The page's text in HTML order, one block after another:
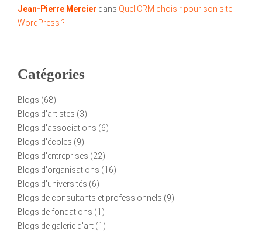
Jean-Pierre Mercier dans Quel CRM choisir pour son site
WordPress ?
Catégories
Blogs (68)
Blogs d'artistes (3)
Blogs d'associations (6)
Blogs d'écoles (9)
Blogs d'entreprises (22)
Blogs d'organisations (16)
Blogs d'universités (6)
Blogs de consultants et professionnels (9)
Blogs de fondations (1)
Blogs de galerie d'art (1)